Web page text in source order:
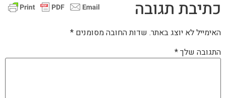
כתיבת תגובה
האימייל לא יוצג באתר. שדות החובה מסומנים *
התגובה שלך*